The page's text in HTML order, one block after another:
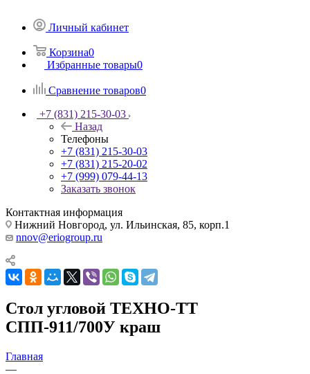
Личный кабинет
Корзина0
Избранные товары0
Сравнение товаров0
+7 (831) 215-30-03
Назад
Телефоны
+7 (831) 215-30-03
+7 (831) 215-20-02
+7 (999) 079-44-13
Заказать звонок
Контактная информация
Нижний Новгород, ул. Ильинская, 85, корп.1
nnov@eriogroup.ru
Стол угловой ТЕХНО-ТТ
СПП-911/700У краш
Главная
—